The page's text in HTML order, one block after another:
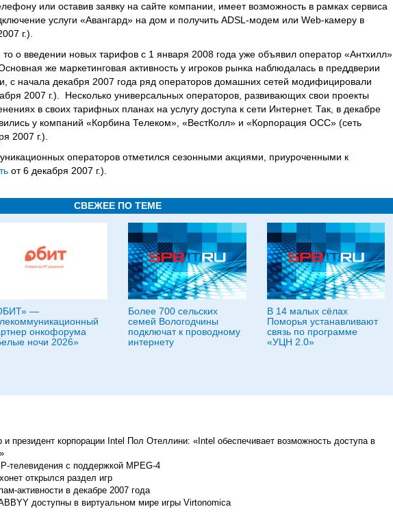
или оставив заявку на сайте компании, имеет возможность в рамках сервиса
услуги «Авангард» на дом и получить ADSL-модем или Web-камеру в
г.).
то о введении новых тарифов с 1 января 2008 года уже объявил оператор «Антхилл»
же маркетинговая активность у игроков рынка наблюдалась в преддверии
с начала декабря 2007 года ряд операторов домашних сетей модифицировали
2007 г.). Несколько универсальных операторов, развивающих свои проекты
в своих тарифных планах на услугу доступа к сети Интернет. Так, в декабре
у компаний «Корбина Телеком», «ВестКолл» и «Корпорация ОСС» (сеть
2007 г.).
операторов отметился сезонными акциями, приуроченными к
от 6 декабря 2007 г.).
СВЕЖЕЕ ПО ТЕМЕ
—
онкофорума
ночи 2026»
Более 700 сельских
семей Вологодчины
подключат к проводному
интернету
В 14 малых сёлах
Поморья устанавливают
связь по программе
«УЦН 2.0»
и президент корпорации Intel Пол Отеллини: «Intel обеспечивает возможность доступа в
телевидения с поддержкой MPEG-4
открылся раздел игр
активности в декабре 2007 года
доступны в виртуальном мире игры Virtonomica